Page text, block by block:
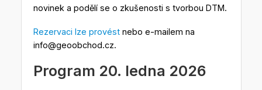
novinek a podělí se o zkušenosti s tvorbou DTM.
Rezervaci lze provéstnebo e-mailem na
info@geoobchod.cz.
Program 20. ledna 2026